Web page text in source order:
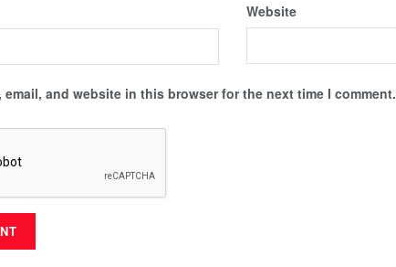
Website
email, and website in this browser for the next time I comment.